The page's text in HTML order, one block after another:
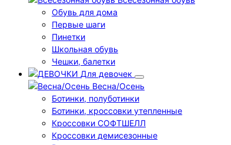
Обувь для дома
Первые шаги
Пинетки
Школьная обувь
Чешки, балетки
Для девочек
Весна/Осень
Ботинки, полуботинки
Ботинки, кроссовки утепленные
Кроссовки СОФТШЕЛЛ
Кроссовки демисезонные